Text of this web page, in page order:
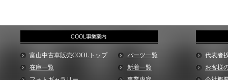
富山中古車販売COOLトップ
パーツ一覧
在庫一覧
新着一覧
代表者
お客様